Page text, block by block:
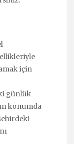
için
günlük
konumda